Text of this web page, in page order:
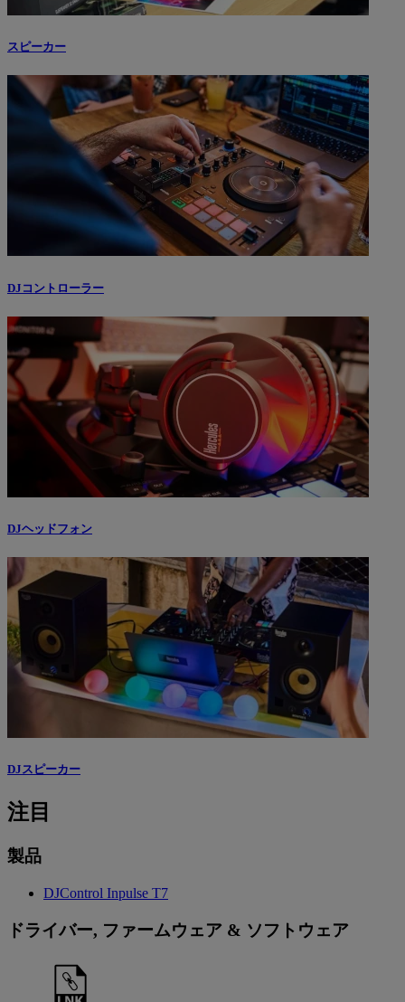
スピーカー
DJコントローラー
DJヘッドフォン
DJスピーカー
注目
製品
DJControl Inpulse T7
ドライバー, ファームウェア & ソフトウェア